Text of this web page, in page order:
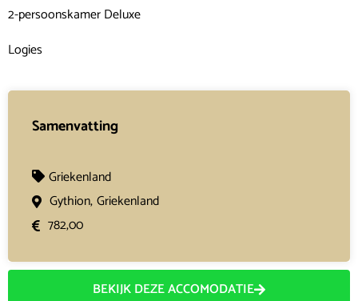
2-persoonskamer Deluxe
Logies
Samenvatting
Griekenland
Gythion,Griekenland
782,00
BEKIJK DEZE ACCOMODATIE